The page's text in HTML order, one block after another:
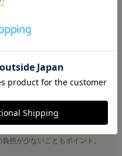
にキズ、シミをすべて取り込
、乾くとほとんど染みが残り
化も、鞣しの油脂とワックス
担が少ないこともポイント。